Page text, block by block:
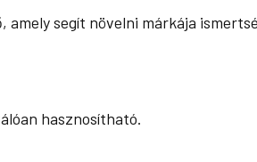
amely segít növelni márkája
hasznosítható.